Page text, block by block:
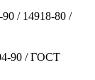
/ 14918-80 /
90 / ГОСТ